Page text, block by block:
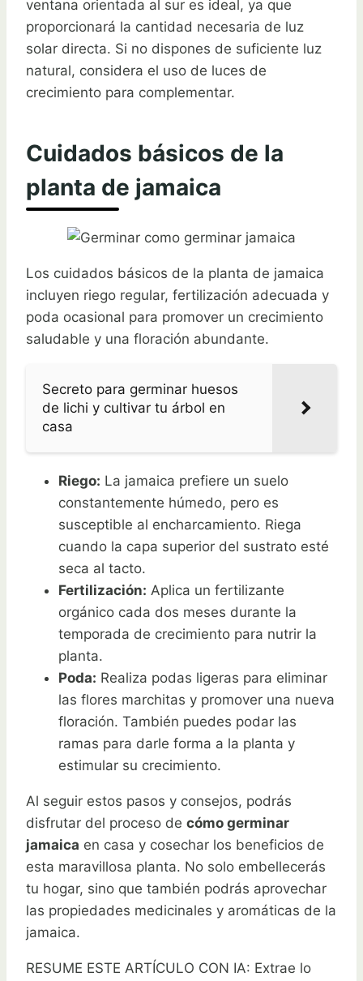
ventana orientada al sur es ideal, ya que
proporcionará la cantidad necesaria de luz
solar directa. Si no dispones de suficiente luz
natural, considera el uso de luces de
crecimiento para complementar.
Cuidados básicos de la
planta de jamaica
Los cuidados básicos de la planta de jamaica
incluyen riego regular, fertilización adecuada y
poda ocasional para promover un crecimiento
saludable y una floración abundante.
Secreto para germinar huesos
de lichi y cultivar tu árbol en
casa
Riego: La jamaica prefiere un suelo
constantemente húmedo, pero es
susceptible al encharcamiento. Riega
cuando la capa superior del sustrato esté
seca al tacto.
Fertilización: Aplica un fertilizante
orgánico cada dos meses durante la
temporada de crecimiento para nutrir la
planta.
Poda: Realiza podas ligeras para eliminar
las flores marchitas y promover una nueva
floración. También puedes podar las
ramas para darle forma a la planta y
estimular su crecimiento.
Al seguir estos pasos y consejos, podrás
disfrutar del proceso de cómo germinar
jamaica en casa y cosechar los beneficios de
esta maravillosa planta. No solo embellecerás
tu hogar, sino que también podrás aprovechar
las propiedades medicinales y aromáticas de la
jamaica.
RESUME ESTE ARTÍCULO CON IA: Extrae lo